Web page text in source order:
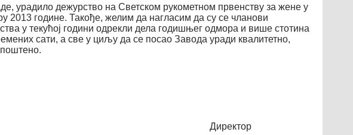
урадило дежурство на Светском рукометном првенству за жене у
2013 године. Такође, желим да нагласим да су се чланови
у текућој години одрекли дела годишњег одмора и више стотина
сати, а све у циљу да се посао Завода уради квалитетно,
Директор